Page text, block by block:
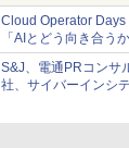
代理店などが実装フ
Cloud Operator Days
「AIとどう向き合う
用の知見を集約
S&J、電通PRコンサ
社、サイバーインシ
管理広報を一体的に